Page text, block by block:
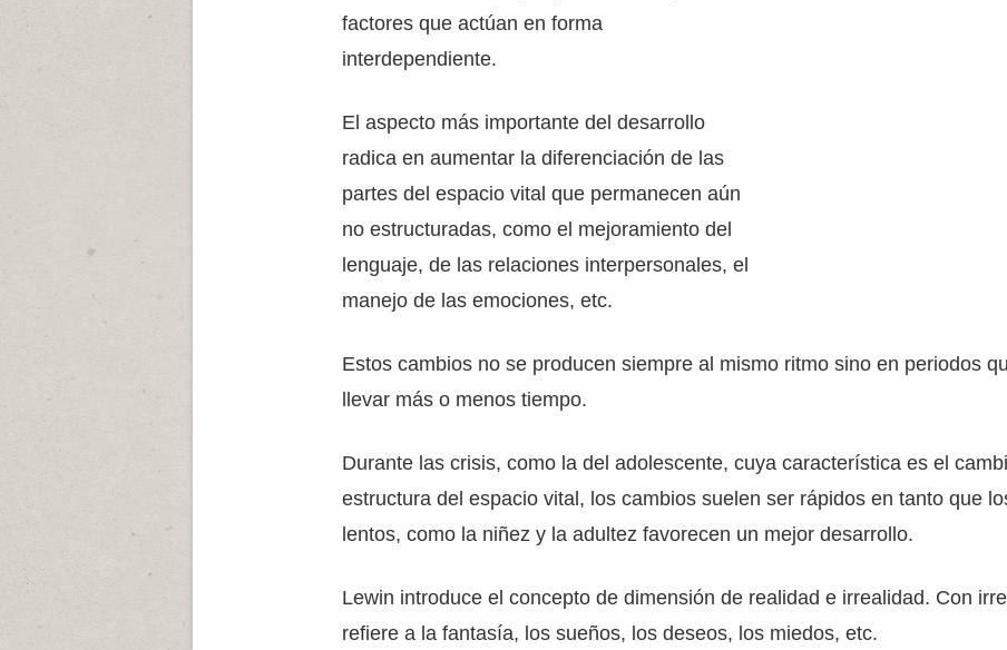
factores que actúan en forma
interdependiente.
El aspecto más importante del desarrollo
radica en aumentar la diferenciación de las
partes del espacio vital que permanecen aún
no estructuradas, como el mejoramiento del
lenguaje, de las relaciones interpersonales, el
manejo de las emociones, etc.
Estos cambios no se producen siempre al mismo ritmo sino en periodos
llevar más o menos tiempo.
Durante las crisis, como la del adolescente, cuya característica es el
estructura del espacio vital, los cambios suelen ser rápidos en tanto que
lentos, como la niñez y la adultez favorecen un mejor desarrollo.
Lewin introduce el concepto de dimensión de realidad e irrealidad. Con
refiere a la fantasía, los sueños, los deseos, los miedos, etc.